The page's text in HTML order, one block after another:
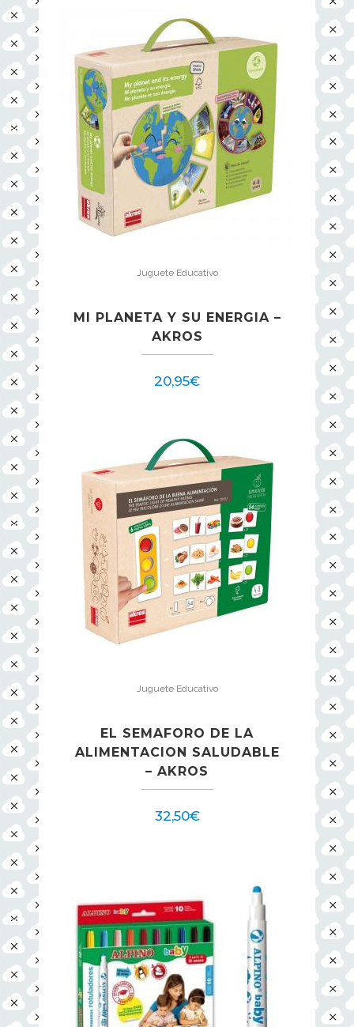
Juguete Educativo
MI PLANETA Y SU ENERGIA –
AKROS
20,95€
Juguete Educativo
EL SEMAFORO DE LA
ALIMENTACION SALUDABLE
– AKROS
32,50€